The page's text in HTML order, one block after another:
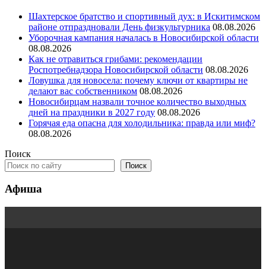
Шахтерское братство и спортивный дух: в Искитимском
районе отпраздновали День физкультурника 08.08.2026
Уборочная кампания началась в Новосибирской области
08.08.2026
Как не отравиться грибами: рекомендации
Роспотребнадзора Новосибирской области 08.08.2026
Ловушка для новосела: почему ключи от квартиры не
делают вас собственником 08.08.2026
Новосибирцам назвали точное количество выходных
дней на праздники в 2027 году 08.08.2026
Горячая еда опасна для холодильника: правда или миф?
08.08.2026
Поиск
Поиск
Афиша